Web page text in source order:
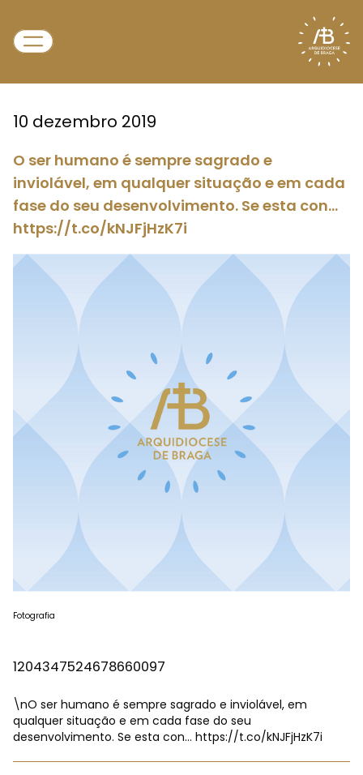
10 dezembro 2019
O ser humano é sempre sagrado e
inviolável, em qualquer situação e em cada
fase do seu desenvolvimento. Se esta con…
https://t.co/kNJFjHzK7i
Fotografia
1204347524678660097
\nO ser humano é sempre sagrado e inviolável, em
qualquer situação e em cada fase do seu
desenvolvimento. Se esta con… https://t.co/kNJFjHzK7i